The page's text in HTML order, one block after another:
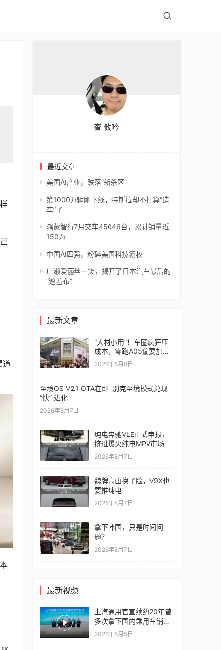
查 攸吟
最近文章
美国AI产业，跌落“斩杀区”
第1000万辆刚下线，特斯拉却不打算“造
车”了
鸿蒙智行7月交车45046台，累计销量近
150万
中国AI四强，粉碎美国科技霸权
广濑爱丽丝一笑，揭开了日本汽车最后的
“遮羞布”
最新文章
“大材小用”！车圈疯狂压
成本，零跑A05偏要加价
值
2026年8月8日
至境OS V2.1 OTA在即 别克至境模式兑现
“快” 进化
2026年8月7日
纯电奔驰VLE正式申报，
挤进爆火纯电MPV市场
2026年8月7日
魏牌高山换了脸，V9X也
要推纯电
2026年8月7日
拿下韩国，只是时间问
题？
2026年8月7日
最新视频
上汽通用官宣续约20年曾
多次拿下国内乘用车销冠
竞争激烈，上汽通用有信
2026年8月5日